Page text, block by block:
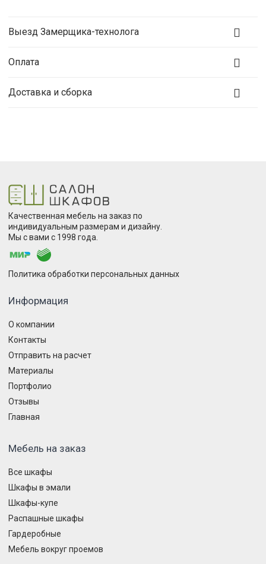
Выезд Замерщика-технолога
Оплата
Доставка и сборка
Качественная мебель на заказ по
индивидуальным размерам и дизайну.
Мы с вами с 1998 года.
Политика обработки персональных данных
Информация
О компании
Контакты
Отправить на расчет
Материалы
Портфолио
Отзывы
Главная
Мебель на заказ
Все шкафы
Шкафы в эмали
Шкафы-купе
Распашные шкафы
Гардеробные
Мебель вокруг проемов